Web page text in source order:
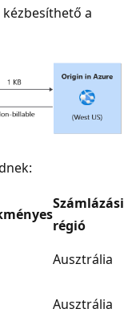
a
Számlázási
régió
Ausztrália
Ausztrália